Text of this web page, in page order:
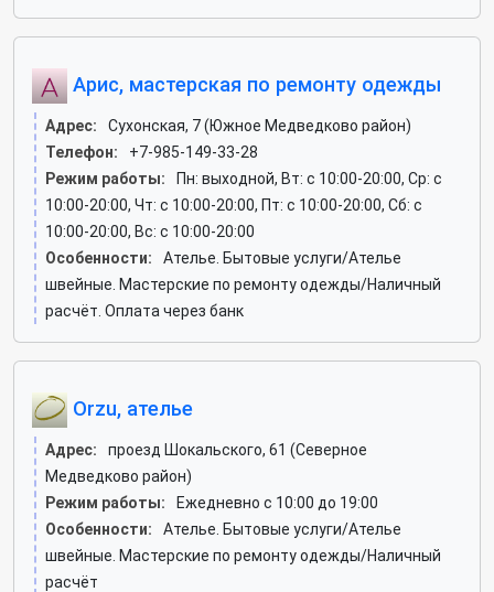
Арис, мастерская по ремонту одежды
Адрес:
Сухонская, 7 (Южное Медведково район)
Телефон:
+7-985-149-33-28
Режим работы:
Пн: выходной, Вт: c 10:00-20:00, Ср: c
10:00-20:00, Чт: c 10:00-20:00, Пт: c 10:00-20:00, Сб: c
10:00-20:00, Вс: c 10:00-20:00
Особенности:
Ателье. Бытовые услуги/Ателье
швейные. Мастерские по ремонту одежды/Наличный
расчёт. Оплата через банк
Orzu, ателье
Адрес:
проезд Шокальского, 61 (Северное
Медведково район)
Режим работы:
Ежедневно с 10:00 до 19:00
Особенности:
Ателье. Бытовые услуги/Ателье
швейные. Мастерские по ремонту одежды/Наличный
расчёт